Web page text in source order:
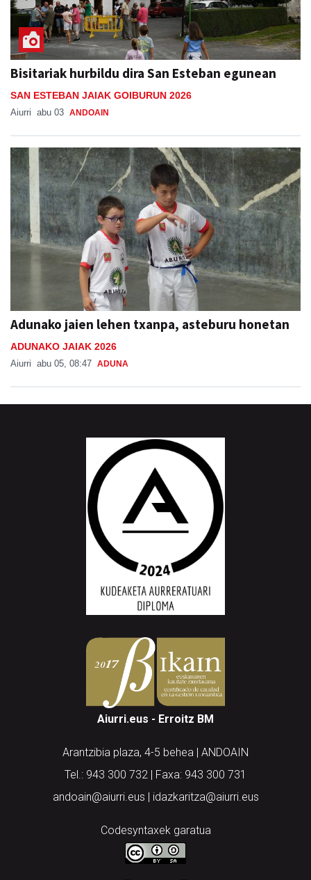
Bisitariak hurbildu dira San Esteban egunean
SAN ESTEBAN JAIAK GOIBURUN 2026
Aiurri abu 03 ANDOAIN
Adunako jaien lehen txanpa, asteburu honetan
ADUNAKO JAIAK 2026
Aiurri abu 05, 08:47 ADUNA
Aiurri.eus - Erroitz BM
Arantzibia plaza, 4-5 behea | ANDOAIN
Tel.: 943 300 732 | Faxa: 943 300 731
andoain@aiurri.eus | idazkaritza@aiurri.eus
Codesyntaxek garatua